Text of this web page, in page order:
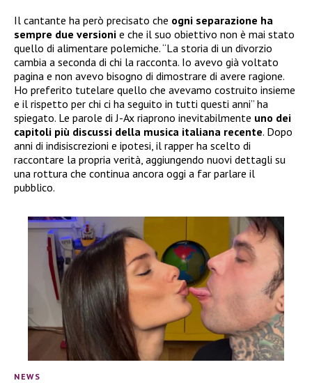
Il cantante ha però precisato che ogni separazione ha
sempre due versioni e che il suo obiettivo non è mai stato
quello di alimentare polemiche. “La storia di un divorzio
cambia a seconda di chi la racconta. Io avevo già voltato
pagina e non avevo bisogno di dimostrare di avere ragione.
Ho preferito tutelare quello che avevamo costruito insieme
e il rispetto per chi ci ha seguito in tutti questi anni” ha
spiegato. Le parole di J-Ax riaprono inevitabilmente uno dei
capitoli più discussi della musica italiana recente. Dopo
anni di indisiscrezioni e ipotesi, il rapper ha scelto di
raccontare la propria verità, aggiungendo nuovi dettagli su
una rottura che continua ancora oggi a far parlare il
pubblico.
NEWS